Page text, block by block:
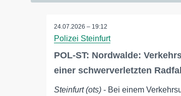
24.07.2026 – 19:12
Polizei Steinfurt
POL-ST: Nordwalde:
einer schwerverletzten
Steinfurt (ots) - Bei einem